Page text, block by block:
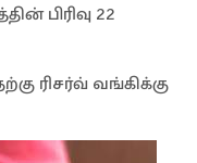
பிரிவு 22
ரிசர்வ் வங்கிக்கு